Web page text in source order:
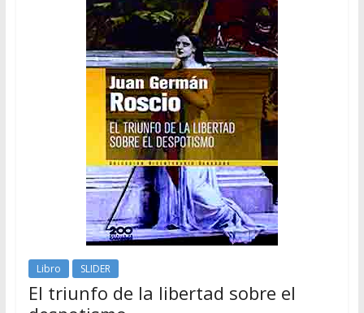
Libro SLIDER
El triunfo de la libertad sobre el